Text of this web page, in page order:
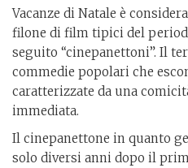
Vacanze di Natale è
filone di film tipici del
seguito “cinepanettoni”. Il
commedie popolari che
caratterizzate da una
immediata.
Il cinepanettone in quanto
solo diversi anni dopo il